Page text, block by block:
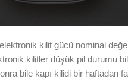
kilit gücü nominal
kilitler düşük pil durumu
bile kapı kilidi bir haftadan